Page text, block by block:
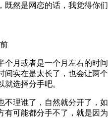
既然是网恋的话，我觉得你们
个月或者是一个月左右的时间
间实在是太长了，也会让两个
就选择分手吧。
不理谁了，自然就分开了，如
有可能都分手不了，就是因为